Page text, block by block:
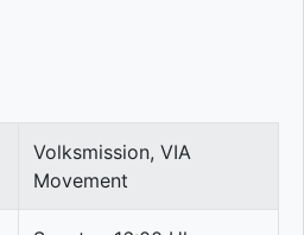
Volksmission, VIA
Movement